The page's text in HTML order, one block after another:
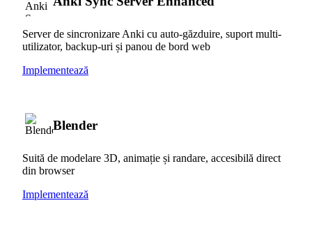
Server de sincronizare Anki cu auto-găzduire, suport multi-
utilizator, backup-uri și panou de bord web
Implementează
Blender
Suită de modelare 3D, animație și randare, accesibilă direct
din browser
Implementează